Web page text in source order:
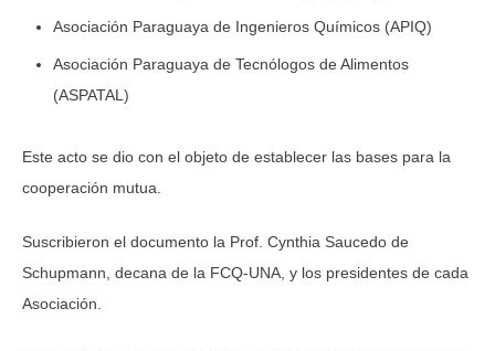
Asociación Paraguaya de Ingenieros Químicos (APIQ)
Asociación Paraguaya de Tecnólogos de Alimentos
(ASPATAL)
Este acto se dio con el objeto de establecer las bases para la
cooperación mutua.
Suscribieron el documento la Prof. Cynthia Saucedo de
Schupmann, decana de la FCQ-UNA, y los presidentes de cada
Asociación.